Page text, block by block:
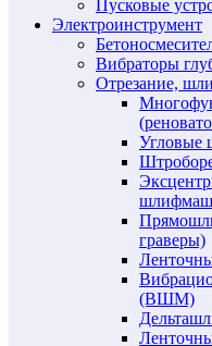
Пусковые
Электроинструмент
Вибраторы
Отрезание,
граверы)
(ВШМ)